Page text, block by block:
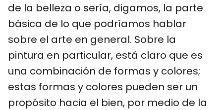
de la belleza o sería, digamos, la parte
básica de lo que podríamos hablar
sobre el arte en general. Sobre la
pintura en particular, está claro que es
una combinación de formas y colores;
estas formas y colores pueden ser un
propósito hacia el bien, por medio de la